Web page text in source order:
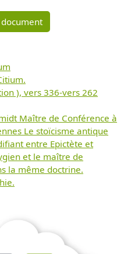
), vers 336-vers 262
Maître de Conférence à
Le stoïcisme antique
entre Epictète et
et le maître de
la même doctrine.